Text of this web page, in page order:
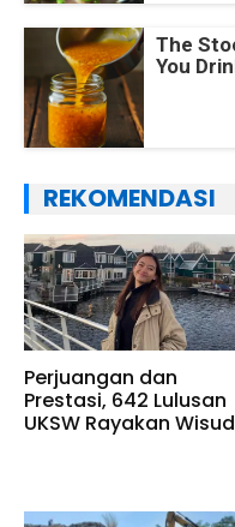
The
You
REKOMENDASI
Perjuangan dan
Prestasi, 642 Lulusan
UKSW Rayakan